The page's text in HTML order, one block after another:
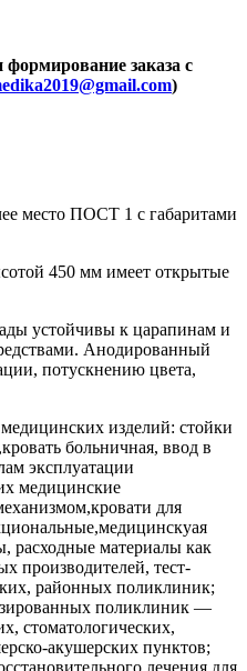
заказа с
)
место ПОСТ 1 с габаритами
450 мм имеет открытые
устойчивы к царапинам и
Анодированный
потускнению цвета,
изделий: стойки
больничная, ввод в
эксплуатации
медицинские
для
расходные материалы как
производителей, тест-
районных поликлиник;
поликлиник —
стоматологических,
акушерских пунктов;
лечения для